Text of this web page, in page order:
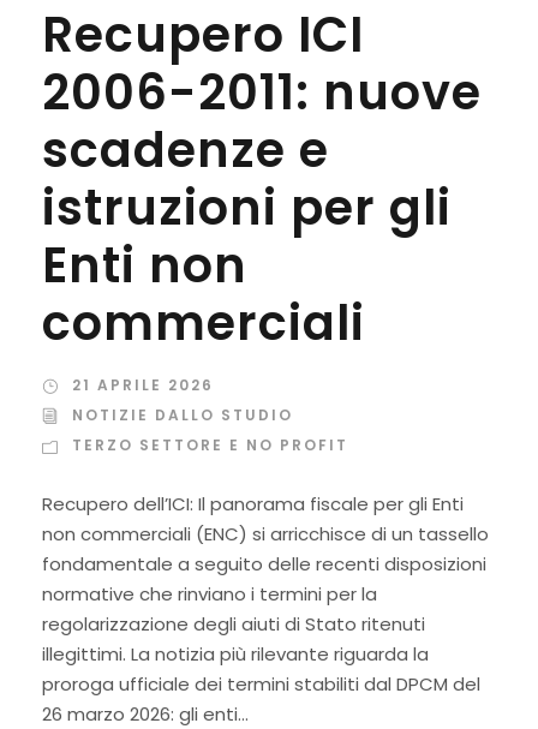
Recupero ICI
2006-2011: nuove
scadenze e
istruzioni per gli
Enti non
commerciali
21 APRILE 2026
NOTIZIE DALLO STUDIO
TERZO SETTORE E NO PROFIT
Recupero dell’ICI: Il panorama fiscale per gli Enti
non commerciali (ENC) si arricchisce di un tassello
fondamentale a seguito delle recenti disposizioni
normative che rinviano i termini per la
regolarizzazione degli aiuti di Stato ritenuti
illegittimi. La notizia più rilevante riguarda la
proroga ufficiale dei termini stabiliti dal DPCM del
26 marzo 2026: gli enti...